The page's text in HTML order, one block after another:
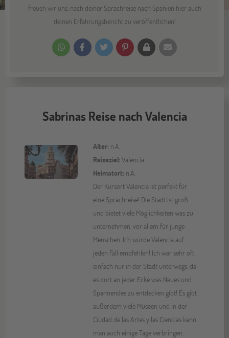
freuen wir uns, nach deiner Sprachreise nach Spanien hier auch
deinen Erfahrungsbericht zu veröffentlichen!
Sabrinas Reise nach Valencia
Alter: n.A.
Reiseziel: Valencia
Heimatort: n.A.
Der Kursort Valencia ist perfekt für
eine Sprachreise! Die Stadt ist groß
und bietet viele Möglichkeiten was zu
unternehmen, vor allem für junge
Menschen. Ich würde Valencia auf
jeden Fall empfehlen! Ich war sehr oft
einfach nur in der Stadt unterwegs, da
es dort an jeder Ecke was Neues und
Spannendes zu entdecken gibt! Es gibt
außerdem viele Museen und in der
Ciudad de las Artes y las Ciencias kann
man auch einige Tage verbringen.